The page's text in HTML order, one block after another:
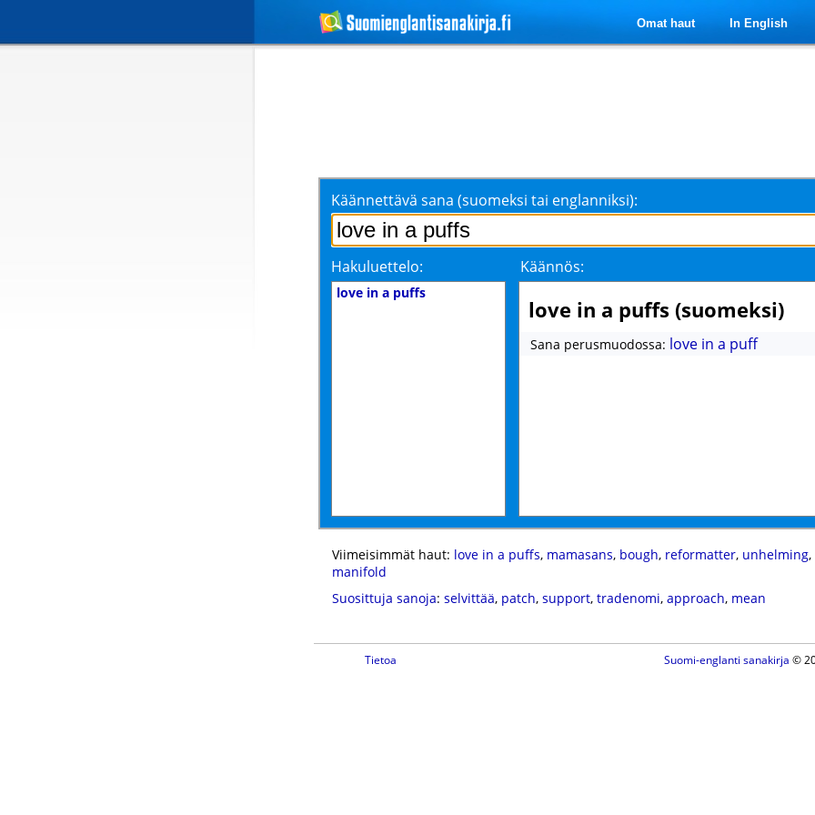
Omat haut In English
Käännettävä sana (suomeksi tai englanniksi):
Hakuluettelo: Käännös:
love in a puffs
love in a puffs (suomeksi)
Sana perusmuodossa: love in a puff
Viimeisimmät haut: love in a puffs, mamasans, bough, reformatter, unhelming,
manifold
Suosittuja sanoja: selvittää, patch, support, tradenomi, approach, mean
Tietoa Suomi-englanti sanakirja ©